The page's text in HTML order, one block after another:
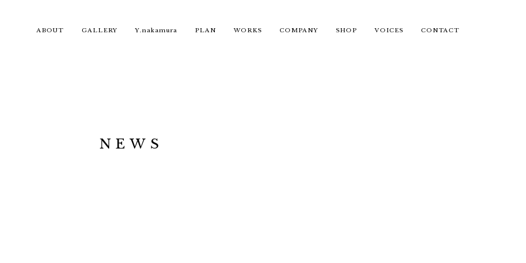
ABOUT GALLERY Y.nakamura PLAN WORKS COMPANY SHOP VOICES CONTACT
NEWS